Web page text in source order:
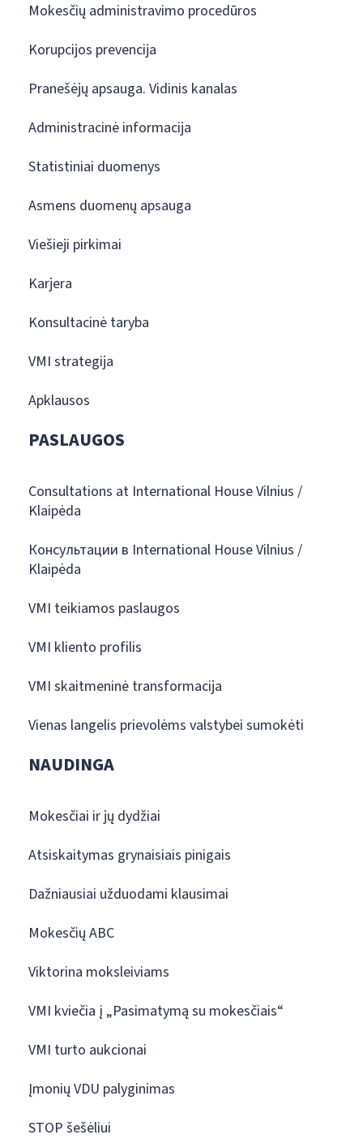
Mokesčių administravimo procedūros
Korupcijos prevencija
Pranešėjų apsauga. Vidinis kanalas
Administracinė informacija
Statistiniai duomenys
Asmens duomenų apsauga
Viešieji pirkimai
Karjera
Konsultacinė taryba
VMI strategija
Apklausos
PASLAUGOS
Consultations at International House Vilnius /
Klaipėda
Консультации в International House Vilnius /
Klaipėda
VMI teikiamos paslaugos
VMI kliento profilis
VMI skaitmeninė transformacija
Vienas langelis prievolėms valstybei sumokėti
NAUDINGA
Mokesčiai ir jų dydžiai
Atsiskaitymas grynaisiais pinigais
Dažniausiai užduodami klausimai
Mokesčių ABC
Viktorina moksleiviams
VMI kviečia į „Pasimatymą su mokesčiais“
VMI turto aukcionai
Įmonių VDU palyginimas
STOP šešėliui